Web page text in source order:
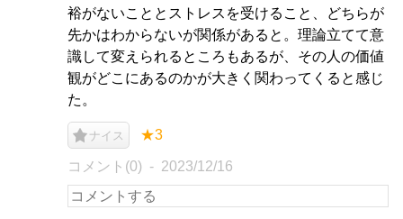
裕がないこととストレスを受けること、どちらが
先かはわからないが関係があると。理論立てて意
識して変えられるところもあるが、その人の価値
観がどこにあるのかが大きく関わってくると感じ
た。
ナイス ★3
コメント(0) 2023/12/16